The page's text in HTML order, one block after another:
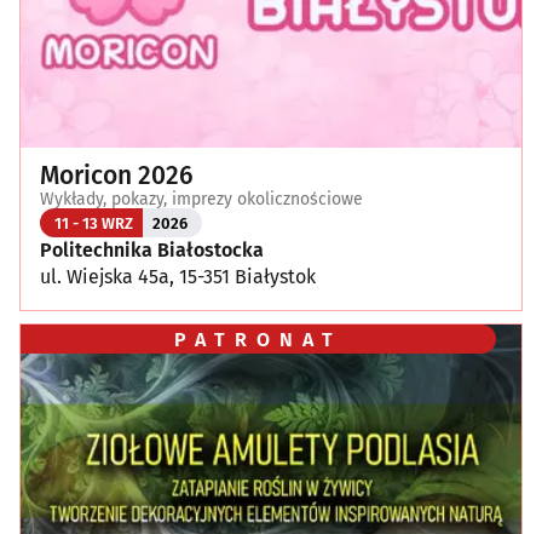
Moricon 2026
Wykłady, pokazy, imprezy okolicznościowe
11 - 13 WRZ 2026
Politechnika Białostocka
ul. Wiejska 45a, 15-351 Białystok
PATRONAT